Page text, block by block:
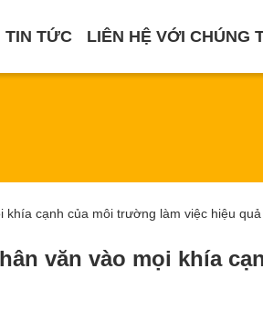
TIN TỨC LIÊN HỆ VỚI CHÚNG
cạnh của môi trường làm việc hiệu quả
văn vào mọi khía